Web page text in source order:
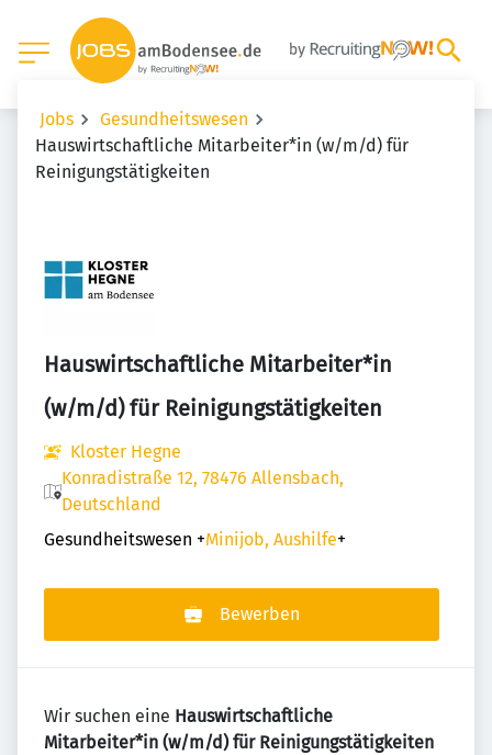
Jobs
Gesundheitswesen
Hauswirtschaftliche Mitarbeiter*in (w/m/d) für
Reinigungstätigkeiten
Hauswirtschaftliche Mitarbeiter*in
(w/m/d) für Reinigungstätigkeiten
Kloster Hegne
Konradistraße 12, 78476 Allensbach,
Deutschland
Gesundheitswesen +Minijob, Aushilfe+
Bewerben
Wir suchen eine Hauswirtschaftliche
Mitarbeiter*in (w/m/d) für Reinigungstätigkeiten